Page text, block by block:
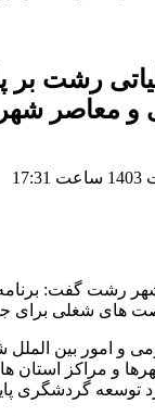
رشت
و معاصر
گفت: برنامه
های شغلی برای
و امور بین
و مراکز
توسعه گردشگری